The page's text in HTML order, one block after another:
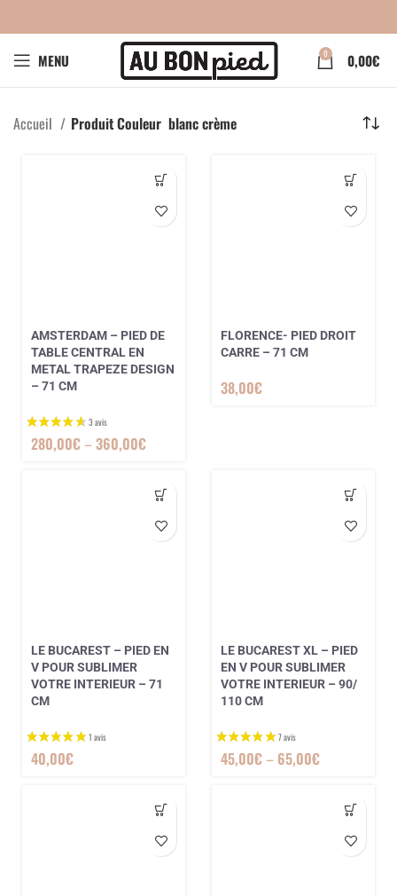
MENU 0 0,00€
Accueil Produit Couleur blanc crème
AMSTERDAM – PIED DE
TABLE CENTRAL EN
METAL TRAPEZE DESIGN
– 71 CM
3 avis
280,00€–360,00€
FLORENCE- PIED DROIT
CARRE – 71 CM
38,00€
LE BUCAREST – PIED EN
V POUR SUBLIMER
VOTRE INTERIEUR – 71
CM
40,00€
LE BUCAREST XL – PIED
EN V POUR SUBLIMER
VOTRE INTERIEUR – 90/
110 CM
45,00€– 65,00€